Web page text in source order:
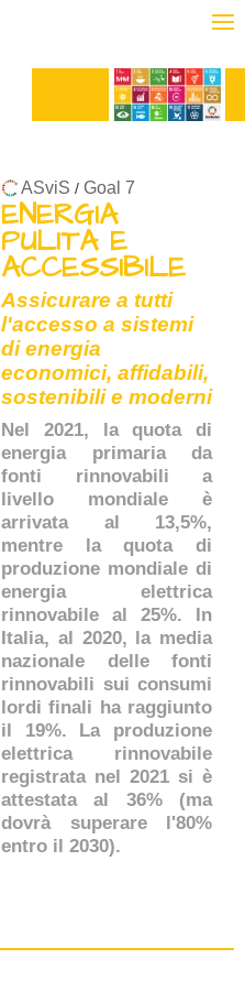
ASviS / Goal 7
ENERGIA
PULITA E
ACCESSIBILE
Assicurare a tutti
l'accesso a sistemi
di energia
economici, affidabili,
sostenibili e moderni
Nel 2021, la quota di
energia primaria da
fonti rinnovabili a
livello mondiale è
arrivata al 13,5%,
mentre la quota di
produzione mondiale di
energia elettrica
rinnovabile al 25%. In
Italia, al 2020, la media
nazionale delle fonti
rinnovabili sui consumi
lordi finali ha raggiunto
il 19%. La produzione
elettrica rinnovabile
registrata nel 2021 si è
attestata al 36% (ma
dovrà superare l'80%
entro il 2030).